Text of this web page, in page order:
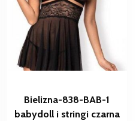
Bielizna-838-BAB-1
babydoll i stringi czarna